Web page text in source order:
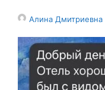
Алина Дмитриевна